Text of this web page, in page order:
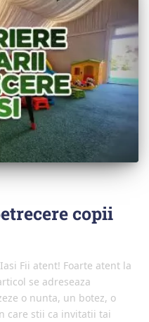
copii
Fii atent! Foarte atent la
se adreseaza
o nunta, un botez, o
care stii ca invitatii tai